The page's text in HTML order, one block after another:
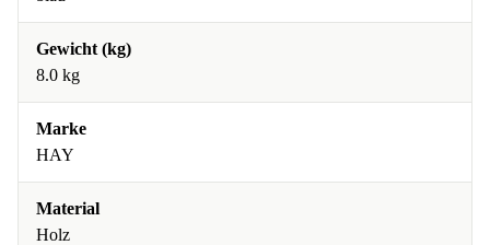
Gewicht (kg)
8.0 kg
Marke
HAY
Material
Holz